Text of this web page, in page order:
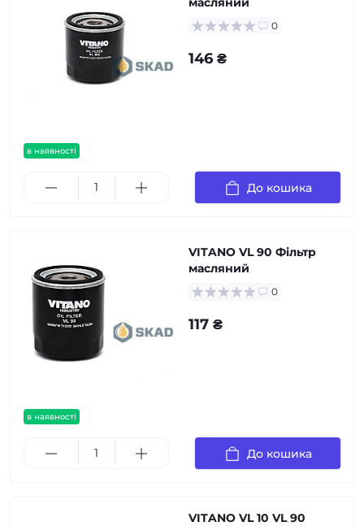
в наявності
0
146 ₴
До кошика
в наявності
VITANO VL 90 Фільтр
масляний
0
117 ₴
До кошика
VITANO VL 10 VL 90